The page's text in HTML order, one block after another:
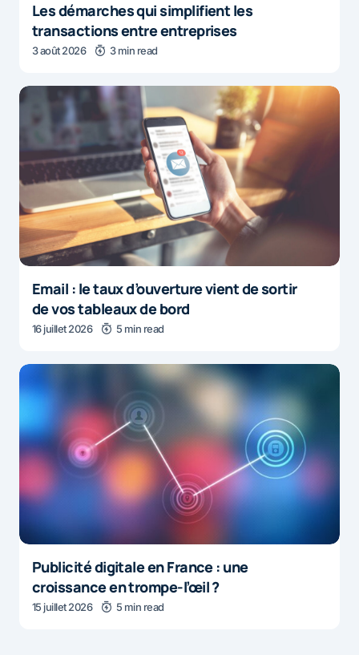
Les démarches qui simplifient les
transactions entre entreprises
3 août 2026 3 min read
Email : le taux d’ouverture vient de sortir
de vos tableaux de bord
16 juillet 2026 5 min read
Publicité digitale en France : une
croissance en trompe-l’œil ?
15 juillet 2026 5 min read